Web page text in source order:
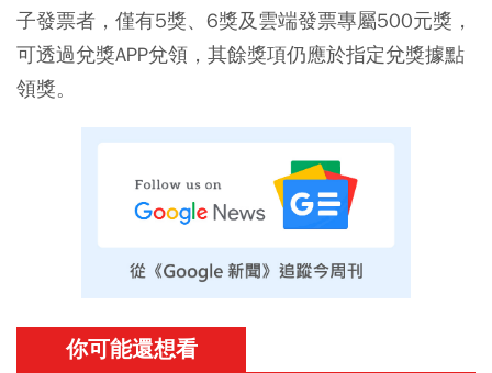
子發票者，僅有5獎、6獎及雲端發票專屬500元獎，
可透過兌獎APP兌領，其餘獎項仍應於指定兌獎據點
領獎。